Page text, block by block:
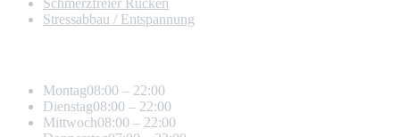
Stressabbau / Entspannung
Montag08:00 – 22:00
Dienstag08:00 – 22:00
Mittwoch08:00 – 22:00